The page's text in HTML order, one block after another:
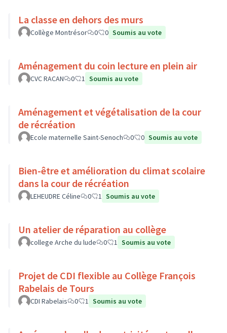
La classe en dehors des murs
Collège Montrésor 0 0 Soumis au vote
Aménagement du coin lecture en plein air
CVC RACAN 0 1 Soumis au vote
Aménagement et végétalisation de la cour
de récréation
Ecole maternelle Saint-Senoch 0 0 Soumis au vote
Bien-être et amélioration du climat scolaire
dans la cour de récréation
LEHEUDRE Céline 0 1 Soumis au vote
Un atelier de réparation au collège
college Arche du lude 0 1 Soumis au vote
Projet de CDI flexible au Collège François
Rabelais de Tours
CDI Rabelais 0 1 Soumis au vote